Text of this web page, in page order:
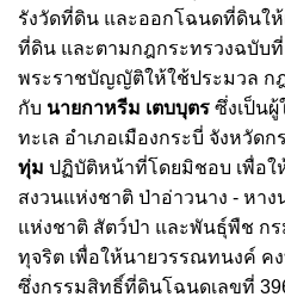
รังวัดที่ดิน และออกโฉนดที่ดินใ
ที่ดิน และตามกฎกระทรวงฉบับที่
พระราชบัญญัติให้ใช้ประมวล ก
กับ นายกาหรีม เตบบุตร ซึ่งเป็น
ทะเล อําเภอเมืองกระบี่ จังหวัดก
ทุ่ม ปฏิบัติหน้าที่โดยมิชอบ เพื่อใ
สงวนแห่งชาติ ป่าอ่าวนาง - หา
แห่งชาติ สัตว์ป่า และพันธุ์พืช ก
ทุจริต เพื่อให้นายวรรณทนงค์ ค
ซึ่งกรรมสิทธิ์ที่ดินโฉนดเลขที่